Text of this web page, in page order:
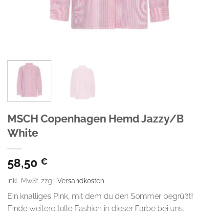
MSCH Copenhagen Hemd Jazzy/B
White
58,50 €
inkl. MwSt. zzgl. Versandkosten
Ein knalliges Pink, mit dem du den Sommer begrüßt!
Finde weitere tolle Fashion in dieser Farbe bei uns.